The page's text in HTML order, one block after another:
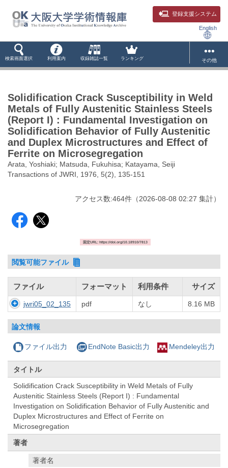
登録支援システム
English
検索画面選択 利用案内 収録雑誌一覧 ランキング その他
Solidification Crack Susceptibility in Weld
Metals of Fully Austenitic Stainless Steels
(Report I) : Fundamental Investigation on
Solidification Behavior of Fully Austenitic
and Duplex Microstructures and Effect of
Ferrite on Microsegregation
Arata, Yoshiaki; Matsuda, Fukuhisa; Katayama, Seiji
Transactions of JWRI, 1976, 5(2), 135-151
アクセス数:464件 （2026-08-08 02:27 集計）
固定URL: https://doi.org/10.18910/7813
閲覧可能ファイル
ファイル フォーマット 利用条件 サイズ
jwri05_02_135 pdf なし 8.16 MB
論文情報
ファイル出力 EndNote Basic出力 Mendeley出力
タイトル
Solidification Crack Susceptibility in Weld Metals of Fully
Austenitic Stainless Steels (Report I) : Fundamental
Investigation on Solidification Behavior of Fully Austenitic and
Duplex Microstructures and Effect of Ferrite on
Microsegregation
著者
著者名